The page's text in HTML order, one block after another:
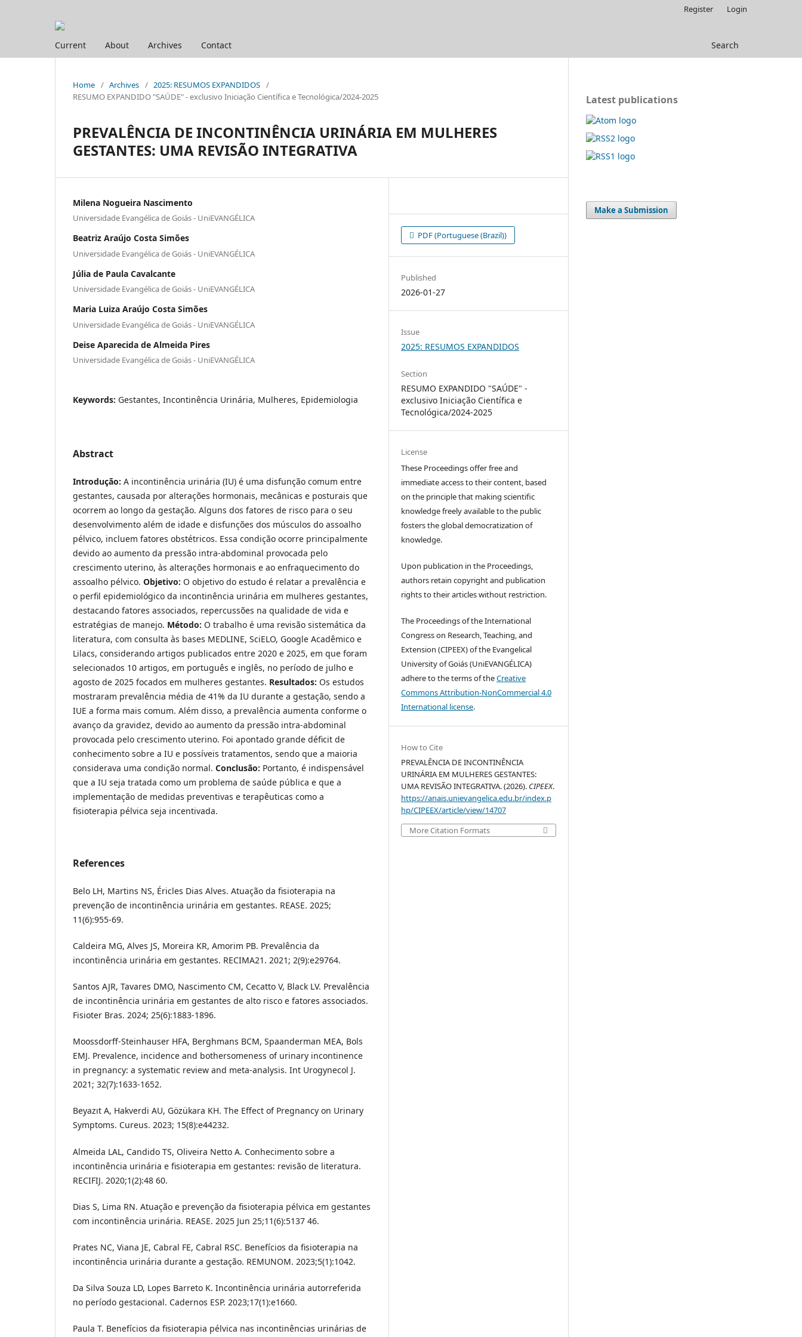
Current About Archives Contact Search
Register Login
Home / Archives / 2025: RESUMOS EXPANDIDOS /
RESUMO EXPANDIDO "SAÚDE" - exclusivo Iniciação Científica e Tecnológica/2024-2025
PREVALÊNCIA DE INCONTINÊNCIA URINÁRIA EM MULHERES
GESTANTES: UMA REVISÃO INTEGRATIVA
Milena Nogueira Nascimento
Universidade Evangélica de Goiás - UniEVANGÉLICA
Beatriz Araújo Costa Simões
Universidade Evangélica de Goiás - UniEVANGÉLICA
Júlia de Paula Cavalcante
Universidade Evangélica de Goiás - UniEVANGÉLICA
Maria Luiza Araújo Costa Simões
Universidade Evangélica de Goiás - UniEVANGÉLICA
Deise Aparecida de Almeida Pires
Universidade Evangélica de Goiás - UniEVANGÉLICA
Keywords: Gestantes, Incontinência Urinária, Mulheres, Epidemiologia
Abstract
Introdução: A incontinência urinária (IU) é uma disfunção comum entre
gestantes, causada por alterações hormonais, mecânicas e posturais que
ocorrem ao longo da gestação. Alguns dos fatores de risco para o seu
desenvolvimento além de idade e disfunções dos músculos do assoalho
pélvico, incluem fatores obstétricos. Essa condição ocorre principalmente
devido ao aumento da pressão intra-abdominal provocada pelo
crescimento uterino, às alterações hormonais e ao enfraquecimento do
assoalho pélvico. Objetivo: O objetivo do estudo é relatar a prevalência e
o perfil epidemiológico da incontinência urinária em mulheres gestantes,
destacando fatores associados, repercussões na qualidade de vida e
estratégias de manejo. Método: O trabalho é uma revisão sistemática da
literatura, com consulta às bases MEDLINE, SciELO, Google Acadêmico e
Lilacs, considerando artigos publicados entre 2020 e 2025, em que foram
selecionados 10 artigos, em português e inglês, no período de julho e
agosto de 2025 focados em mulheres gestantes. Resultados: Os estudos
mostraram prevalência média de 41% da IU durante a gestação, sendo a
IUE a forma mais comum. Além disso, a prevalência aumenta conforme o
avanço da gravidez, devido ao aumento da pressão intra-abdominal
provocada pelo crescimento uterino. Foi apontado grande déficit de
conhecimento sobre a IU e possíveis tratamentos, sendo que a maioria
considerava uma condição normal. Conclusão: Portanto, é indispensável
que a IU seja tratada como um problema de saúde pública e que a
implementação de medidas preventivas e terapêuticas como a
fisioterapia pélvica seja incentivada.
References
Belo LH, Martins NS, Éricles Dias Alves. Atuação da fisioterapia na
prevenção de incontinência urinária em gestantes. REASE. 2025;
11(6):955-69.
Caldeira MG, Alves JS, Moreira KR, Amorim PB. Prevalência da
incontinência urinária em gestantes. RECIMA21. 2021; 2(9):e29764.
Santos AJR, Tavares DMO, Nascimento CM, Cecatto V, Black LV. Prevalência
de incontinência urinária em gestantes de alto risco e fatores associados.
Fisioter Bras. 2024; 25(6):1883-1896.
Moossdorff-Steinhauser HFA, Berghmans BCM, Spaanderman MEA, Bols
EMJ. Prevalence, incidence and bothersomeness of urinary incontinence
in pregnancy: a systematic review and meta-analysis. Int Urogynecol J.
2021; 32(7):1633-1652.
Beyazıt A, Hakverdi AU, Gözükara KH. The Effect of Pregnancy on Urinary
Symptoms. Cureus. 2023; 15(8):e44232.
Almeida LAL, Candido TS, Oliveira Netto A. Conhecimento sobre a
incontinência urinária e fisioterapia em gestantes: revisão de literatura.
RECIFIJ. 2020;1(2):48 60.
Dias S, Lima RN. Atuação e prevenção da fisioterapia pélvica em gestantes
com incontinência urinária. REASE. 2025 Jun 25;11(6):5137 46.
Prates NC, Viana JE, Cabral FE, Cabral RSC. Benefícios da fisioterapia na
incontinência urinária durante a gestação. REMUNOM. 2023;5(1):1042.
Da Silva Souza LD, Lopes Barreto K. Incontinência urinária autorreferida
no período gestacional. Cadernos ESP. 2023;17(1):e1660.
Paula T. Benefícios da fisioterapia pélvica nas incontinências urinárias de
PDF (Portuguese (Brazil))
Published
2026-01-27
Issue
2025: RESUMOS EXPANDIDOS
Section
RESUMO EXPANDIDO "SAÚDE" -
exclusivo Iniciação Científica e
Tecnológica/2024-2025
License
These Proceedings offer free and
immediate access to their content, based
on the principle that making scientific
knowledge freely available to the public
fosters the global democratization of
knowledge.
Upon publication in the Proceedings,
authors retain copyright and publication
rights to their articles without restriction.
The Proceedings of the International
Congress on Research, Teaching, and
Extension (CIPEEX) of the Evangelical
University of Goiás (UniEVANGÉLICA)
adhere to the terms of theCreative
Commons Attribution-NonCommercial 4.0
International license.
How to Cite
PREVALÊNCIA DE INCONTINÊNCIA
URINÁRIA EM MULHERES GESTANTES:
UMA REVISÃO INTEGRATIVA. (2026). CIPEEX.
https://anais.unievangelica.edu.br/index.p
hp/CIPEEX/article/view/14707
More Citation Formats
Latest publications
Make a Submission